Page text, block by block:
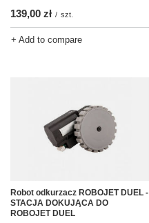
139,00 zł / szt.
+ Add to compare
Robot odkurzacz ROBOJET DUEL -
STACJA DOKUJĄCA DO
ROBOJET DUEL